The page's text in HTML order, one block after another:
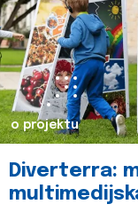
o projektu
Diverterra: